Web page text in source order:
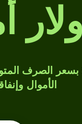
الأموال